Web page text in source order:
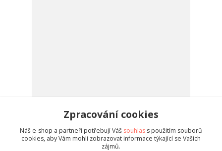
Stolní držák na mobil - třetí ruka 60cm
179 Kč/ks
148 Kčbez DPH Skladem 8 ks
Zpracování cookies
Náš e-shop a partneři potřebují Váš souhlas s použitím souborů
cookies, aby Vám mohli zobrazovat informace týkající se Vašich
zájmů.